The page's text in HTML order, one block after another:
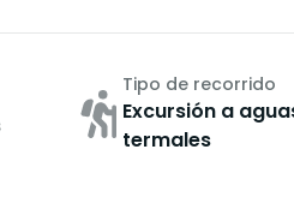
Tipo de recorrido
Excursión a
termales